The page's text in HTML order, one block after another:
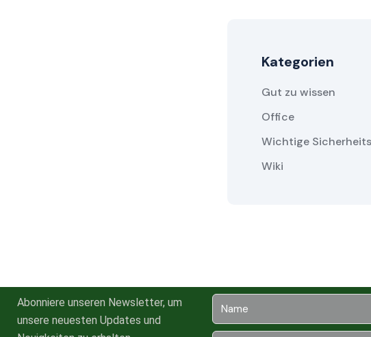
Kategorien
Gut zu wissen
Office
Wichtige
Wiki
Abonniere unseren Newsletter, um
unsere neuesten Updates und